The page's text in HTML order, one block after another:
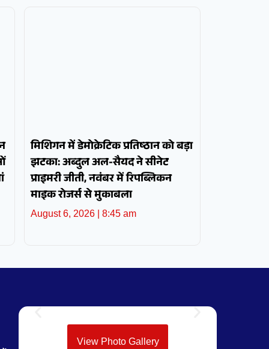
मिशिगन में डेमोक्रेटिक प्रतिष्ठान को बड़ा
झटका: अब्दुल अल-सैयद ने सीनेट
प्राइमरी जीती, नवंबर में रिपब्लिकन
माइक रोजर्स से मुकाबला
August 6, 2026 8:45 am
View Photo Gallery